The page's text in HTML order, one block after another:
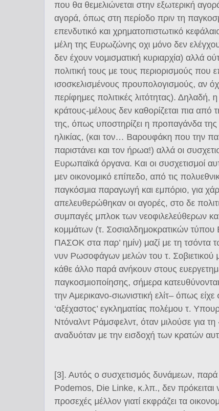
που θα θεμελιώνεται στην εξωτερική
αγορά, όπως στη περίοδο πριν τη
επενδυτικό και χρηματοπιστωτικό
μέλη της Ευρωζώνης οχι μόνο δεν
δεν έχουν νομισματική κυριαρχία) αλλά
πολιτική τους με τους περιορισμούς που
ισοσκελισμένους προυπολογισμούς, αν
περίφημες πολιτικές λιτότητας). Δηλαδή,
κράτους-μέλους δεν καθορίζεται πια από
της, όπως υποστηρίζει η προπαγάνδα
ηλικίας, (και τον… Βαρουφάκη που την
παριστάνει και τον ήρωα!) αλλά οι
Ευρωπαϊκά όργανα. Και οι συσχετισμοί
μεν οικονομικό επίπεδο, από τις
παγκόσμια παραγωγή και εμπόριο, για
απελευθερώθηκαν οι αγορές, στο δε
συμπαγές μπλοκ των νεοφιλελεύθερων
κομμάτων (τ. Σοσιαλδημοκρατικών τύπου
ΠΑΣΟΚ στα παρ’ ημίν) μαζί με τη τσόντα
νυν Ρωσοφάγων μελών του τ. Σοβιετικού
κάθε άλλο παρά ανήκουν στους
παγκοσμιοποίησης, σήμερα
την Αμερικανο-σιωνιστική ελίτ– όπως
‘αξέχαστος’ εγκληματίας πολέμου τ.
Ντόναλντ Ράμσφελντ, όταν μιλούσε για
αναδυόταν με την εισδοχή των κρατών
[3]. Αυτός ο συσχετισμός δυνάμεων,
Podemos, Die Linke, κ.λπ., δεν πρόκειται
προσεχές μέλλον γιατί εκφράζει τα